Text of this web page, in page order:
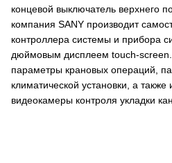
концевой выключатель верхнего
компания SANY производит
контроллера системы и прибора
дюймовым дисплеем touch-screen.
параметры крановых операций,
климатической установки, а
видеокамеры контроля укладки